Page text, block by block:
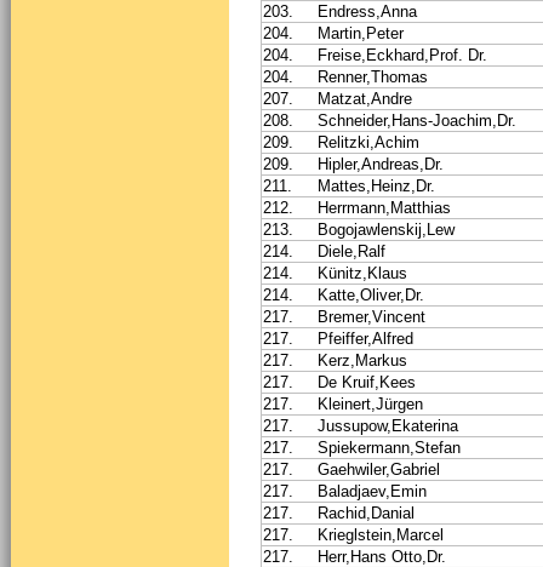
203.
Endress,Anna
204.
Martin,Peter
204.
Freise,Eckhard,Prof. Dr.
204.
Renner,Thomas
207.
Matzat,Andre
208.
Schneider,Hans-Joachim,Dr.
209.
Relitzki,Achim
209.
Hipler,Andreas,Dr.
211.
Mattes,Heinz,Dr.
212.
Herrmann,Matthias
213.
Bogojawlenskij,Lew
214.
Diele,Ralf
214.
Künitz,Klaus
214.
Katte,Oliver,Dr.
217.
Bremer,Vincent
217.
Pfeiffer,Alfred
217.
Kerz,Markus
217.
De Kruif,Kees
217.
Kleinert,Jürgen
217.
Jussupow,Ekaterina
217.
Spiekermann,Stefan
217.
Gaehwiler,Gabriel
217.
Baladjaev,Emin
217.
Rachid,Danial
217.
Krieglstein,Marcel
217.
Herr,Hans Otto,Dr.